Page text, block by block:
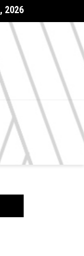
y cultura de
2026